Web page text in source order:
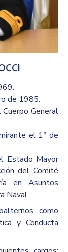
de 1985.
Cuerpo General
el 1° de
Estado Mayor
del Comité
en Asuntos
Naval.
como
y Conducta